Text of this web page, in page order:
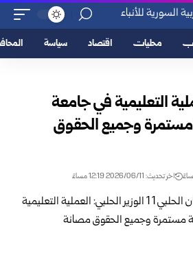
محليات اقتصاد سياسة
التعليمية في جامعة
وجميع الحقوق
اخر تحديث: 2026/06/11 12:19 مساءً